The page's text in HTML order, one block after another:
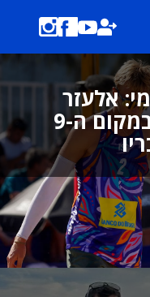
אלעזר
וקוזמיצ׳וב סיימו במקום ה-9